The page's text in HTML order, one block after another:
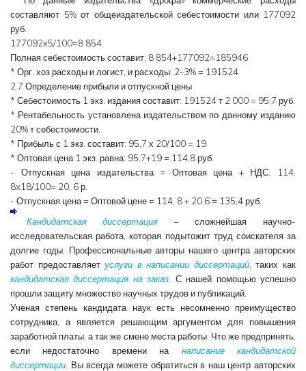
составляют 5% от общеиздательской себестоимости или 177092
руб.
177092x5/100=8 854
Полная себестоимость составит: 8 854+177092=185946
* Орг. хоз расходы и логист, и расходы: 2-3% = 191524
2.7 Определение прибыли и отпускной цены
* Себестоимость 1 экз. издания составит: 191524 т 2 000 = 95,7 руб.
* Рентабельность установлена издательством по данному изданию
20% т себестоимости.
* Прибыль с 1 экз. составит: 95,7 х 20/100 = 19
* Оптовая цена 1 экз. равна: 95,7+19 = 114,8 руб.
- Отпускная цена издательства = Оптовая цена + НДС, 114,
8x18/100= 20, 6 р.
- Отпускная цена = Оптовой цене = 114, 8 + 20,6 = 135,4 руб.
Кандидатская диссертация – сложнейшая научно-
исследовательская работа, которая подытожит труд соискателя за
долгие годы. Профессиональные авторы нашего центра авторских
работ предоставляетуслуги в написании диссертаций, таких как
кандидатская диссертация на заказ . С нашей помощью успешно
прошли защиту множество научных трудов и публикаций.
Ученая степень кандидата наук есть несомненно преимущество
сотрудника, а является решающим аргументом для повышения
заработной платы, а так же смене места работы. Что же предпринять,
если недостаточно времени на написание кандидатской
диссертации . Вы всегда можете обратиться в наш центр авторских